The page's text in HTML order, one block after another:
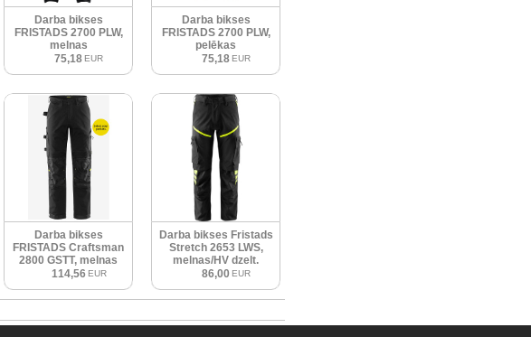
Darba bikses
FRISTADS 2700 PLW,
melnas
75,18 EUR
Darba bikses
FRISTADS 2700 PLW,
pelēkas
75,18 EUR
Darba bikses
FRISTADS Craftsman
2800 GSTT, melnas
114,56 EUR
Darba bikses Fristads
Stretch 2653 LWS,
melnas/HV dzelt.
86,00 EUR